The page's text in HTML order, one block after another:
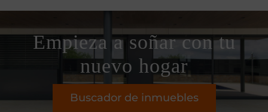
Empieza a soñar con tu
nuevo hogar
Buscador de inmuebles